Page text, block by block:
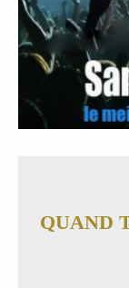
QUAND